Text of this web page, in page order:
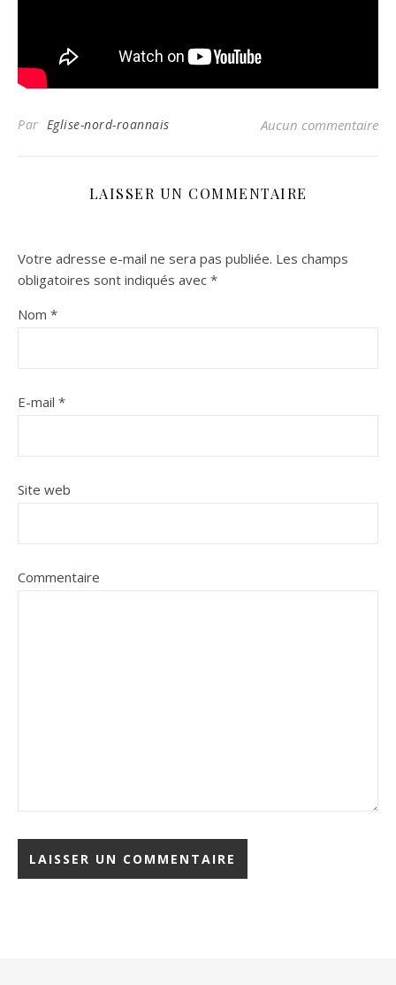
Par Eglise-nord-roannais Aucun commentaire
LAISSER UN COMMENTAIRE
Votre adresse e-mail ne sera pas publiée. Les champs
obligatoires sont indiqués avec *
Nom *
E-mail *
Site web
Commentaire